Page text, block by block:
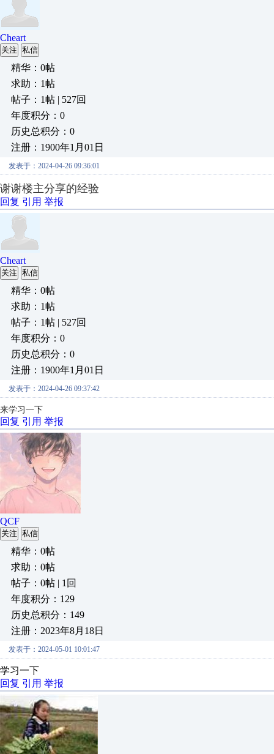
Cheart
关注 私信
精华：0帖
求助：1帖
帖子：1帖 | 527回
年度积分：0
历史总积分：0
注册：1900年1月01日
发表于：2024-04-26 09:36:01
谢谢楼主分享的经验
回复 引用 举报
Cheart
关注 私信
精华：0帖
求助：1帖
帖子：1帖 | 527回
年度积分：0
历史总积分：0
注册：1900年1月01日
发表于：2024-04-26 09:37:42
来学习一下
回复 引用 举报
QCF
关注 私信
精华：0帖
求助：0帖
帖子：0帖 | 1回
年度积分：129
历史总积分：149
注册：2023年8月18日
发表于：2024-05-01 10:01:47
学习一下
回复 引用 举报